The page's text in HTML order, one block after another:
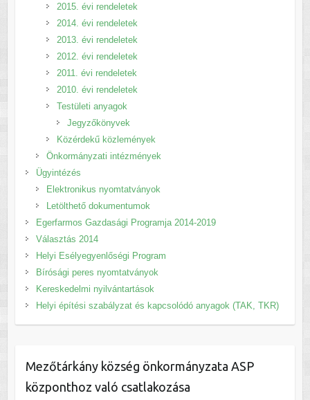
2015. évi rendeletek
2014. évi rendeletek
2013. évi rendeletek
2012. évi rendeletek
2011. évi rendeletek
2010. évi rendeletek
Testületi anyagok
Jegyzőkönyvek
Közérdekű közlemények
Önkormányzati intézmények
Ügyintézés
Elektronikus nyomtatványok
Letölthető dokumentumok
Egerfarmos Gazdasági Programja 2014-2019
Választás 2014
Helyi Esélyegyenlőségi Program
Bírósági peres nyomtatványok
Kereskedelmi nyilvántartások
Helyi építési szabályzat és kapcsolódó anyagok (TAK, TKR)
Mezőtárkány község önkormányzata ASP
központhoz való csatlakozása